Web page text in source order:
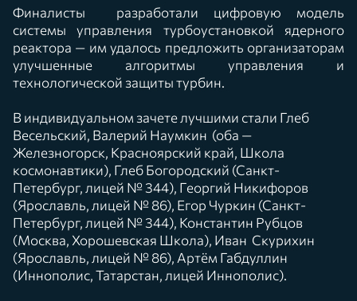
Финалисты разработали цифровую модель
системы управления турбоустановкой ядерного
реактора — им удалось предложить организаторам
улучшенные алгоритмы управления и
технологической защиты турбин.
В индивидуальном зачете лучшими стали Глеб
Весельский, Валерий Наумкин (оба —
Железногорск, Красноярский край, Школа
космонавтики), Глеб Богородский (Санкт-
Петербург, лицей № 344), Георгий Никифоров
(Ярославль, лицей № 86), Егор Чуркин (Санкт-
Петербург, лицей № 344), Константин Рубцов
(Москва, Хорошевская Школа), Иван Скурихин
(Ярославль, лицей № 86), Артём Габдуллин
(Иннополис, Татарстан, лицей Иннополис).